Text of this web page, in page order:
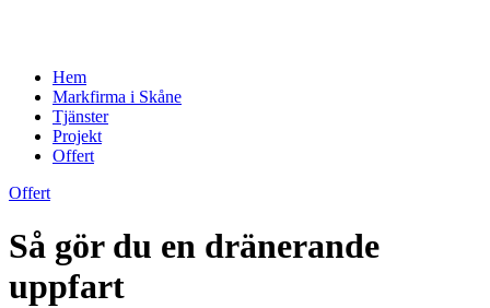
Hem
Markfirma i Skåne
Tjänster
Projekt
Offert
Offert
Så gör du en dränerande
uppfart